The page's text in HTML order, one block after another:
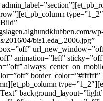
wp-
2016/04/bis1.eda_.2006.jpg”
animation=”left”
border_color=”#ffffff”